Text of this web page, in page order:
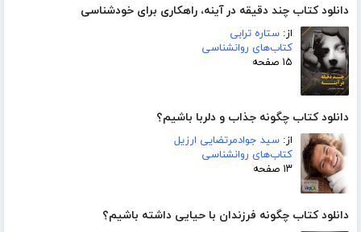
دانلود کتاب چند دقیقه در آینه، راهکاری برای خودشناسی
از: ستاره ترابی
کتاب‌های روانشناسی
۱۵ صفحه
دانلود کتاب چگونه جذاب و دلربا باشیم؟
از: سید جوادمرتضایی ارزیل
کتاب‌های روانشناسی
۱۳ صفحه
دانلود کتاب چگونه فرزندان با حیایی داشته باشیم؟